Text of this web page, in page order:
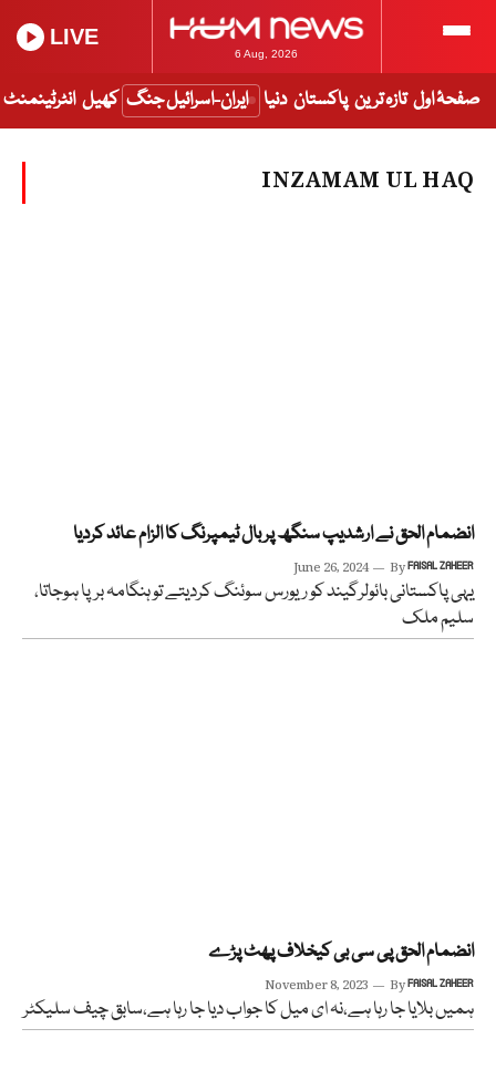
6 Aug, 2026
LIVE
صفحۂ اول تازہ ترین پاکستان دنیا ایران-اسرائیل جنگ کھیل انٹرٹینمنٹ
INZAMAM UL HAQ
انضمام الحق نے ارشدیپ سنگھ پر بال ٹیمپرنگ کا الزام عائد کردیا
June 26, 2024 ByFAISAL ZAHEER
یہی پاکستانی بائولرگیند کو ریورس سوئنگ کردیتے تو ہنگامہ برپا ہوجاتا،
سلیم ملک
انضمام الحق پی سی بی کیخلاف پھٹ پڑے
November 8, 2023 ByFAISAL ZAHEER
ہمیں بلایا جا رہا ہے،نہ ای میل کا جواب دیا جا رہا ہے،سابق چیف سلیکٹر